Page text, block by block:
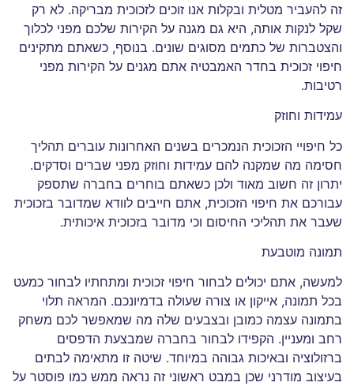
זה להעביר מטלית ובקלות אנו זוכים לזכוכית מבריקה. לא רק
שקל לנקות אותה, היא גם מגנה על הקירות שלכם מפני לכלוך
והצטברות של כתמים מסוגים שונים. בנוסף, כשאתם מתקינים
חיפוי זכוכית בחדר האמבטיה אתם מגנים על הקירות מפני
רטיבות.
עמידות וחוזק
כל חיפויי הזכוכית הנמכרים בשנים האחרונות עוברים תהליך
חסימה מה שמקנה להם עמידות וחוזק מפני שברים וסדקים.
יתרון זה חשוב מאוד ולכן כשאתם בוחרים בחברה שתספק
עבורכם את חיפוי הזכוכית, אתם חייבים לוודא שמדובר בזכוכית
שעבר את תהליכי החיסום וכי מדובר בזכוכית איכותית.
תמונה מוטבעת
למעשה, אתם יכולים לבחור חיפוי זכוכית ומתחתיו לבחור כמעט
בכל תמונה, אייקון או צורה שעולה בדמיונכם. המראה תלוי
בתמונה עצמה כמובן ובצבעים שלה מה שמאפשר לכם משחק
רחב ומעניין. הקפידו לבחור בחברה שמבצעת הדפסים
ברזולוציה ובאיכות גבוהה במיוחד. שיטה זו מתאימה לבתים
בעיצוב מודרני שכן במבט ראשוני זה נראה ממש כמו פוסטר על